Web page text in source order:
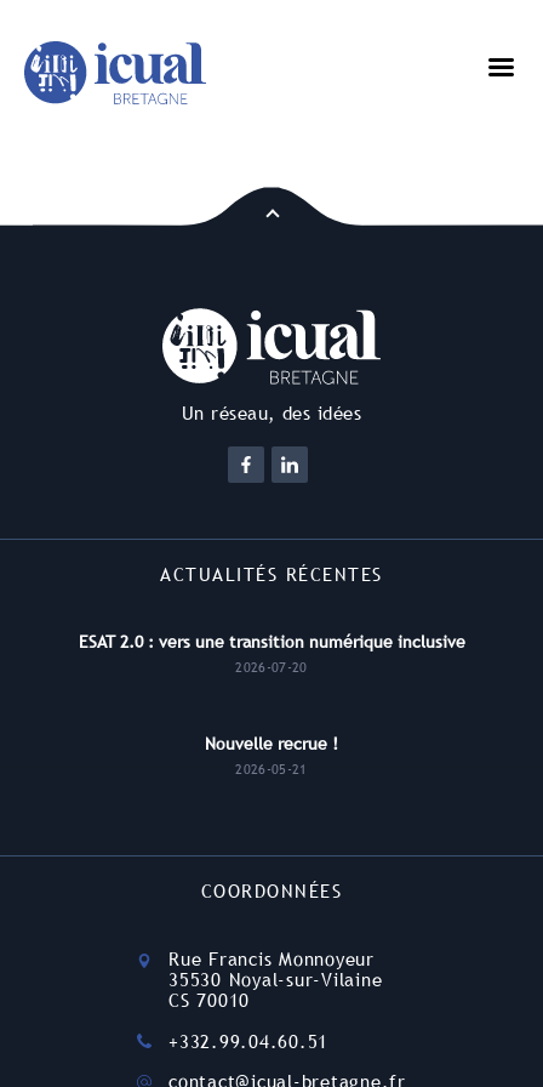
Un réseau, des idées
ACTUALITÉS RÉCENTES
ESAT 2.0 : vers une transition numérique inclusive
2026-07-20
Nouvelle recrue !
2026-05-21
COORDONNÉES
Rue Francis Monnoyeur
35530 Noyal-sur-Vilaine
CS 70010
+332.99.04.60.51
contact@icual-bretagne.fr